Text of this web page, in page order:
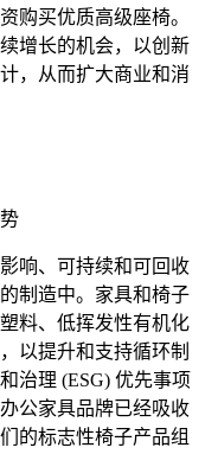
购买优质高级座椅。
增长的机会，以创新
，从而扩大商业和消
响、可持续和可回收
制造中。家具和椅子
料、低挥发性有机化
以提升和支持循环制
治理 (ESG) 优先事项
公家具品牌已经吸收
的标志性椅子产品组